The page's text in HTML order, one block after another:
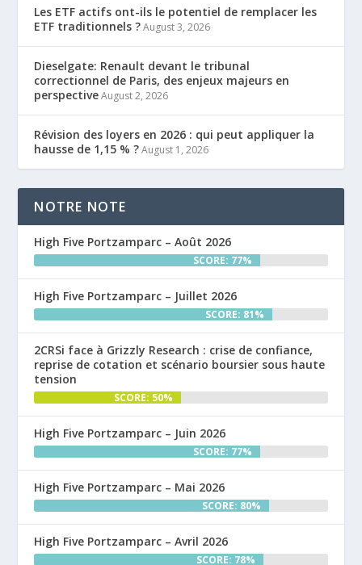
Les ETF actifs ont-ils le potentiel de remplacer les
ETF traditionnels ? August 3, 2026
Dieselgate: Renault devant le tribunal
correctionnel de Paris, des enjeux majeurs en
perspective August 2, 2026
Révision des loyers en 2026 : qui peut appliquer la
hausse de 1,15 % ? August 1, 2026
NOTRE NOTE
High Five Portzamparc – Août 2026
SCORE: 77%
High Five Portzamparc – Juillet 2026
SCORE: 81%
2CRSi face à Grizzly Research : crise de confiance,
reprise de cotation et scénario boursier sous haute
tension
SCORE: 50%
High Five Portzamparc – Juin 2026
SCORE: 77%
High Five Portzamparc – Mai 2026
SCORE: 80%
High Five Portzamparc – Avril 2026
SCORE: 78%